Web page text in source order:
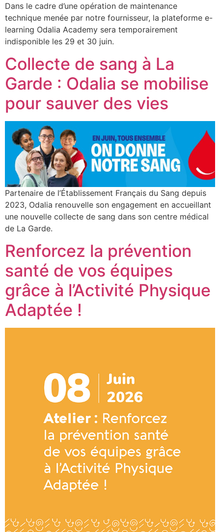
Dans le cadre d’une opération de maintenance
technique menée par notre fournisseur, la plateforme e-
learning Odalia Academy sera temporairement
indisponible les 29 et 30 juin.
Collecte de sang à La
Garde : Odalia se mobilise
pour sauver des vies
Partenaire de l’Établissement Français du Sang depuis
2023, Odalia renouvelle son engagement en accueillant
une nouvelle collecte de sang dans son centre médical
de La Garde.
Renforcez la prévention
santé de vos équipes
grâce à l’Activité Physique
Adaptée !